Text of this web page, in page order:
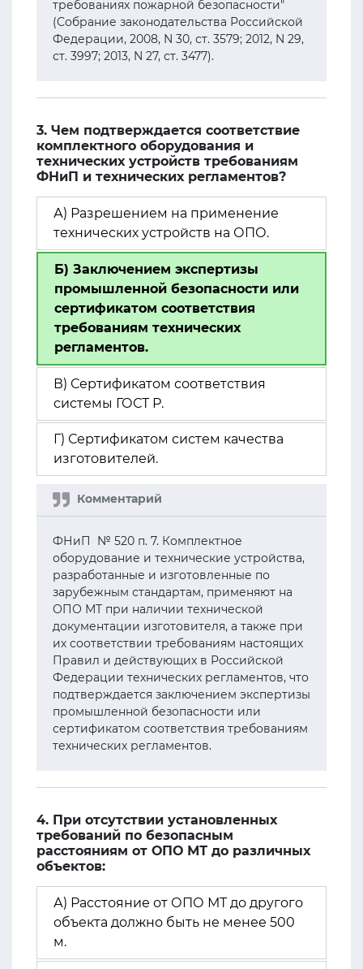
требованиях пожарной безопасности"
(Собрание законодательства Российской
Федерации, 2008, N 30, ст. 3579; 2012, N 29,
ст. 3997; 2013, N 27, ст. 3477).
3. Чем подтверждается соответствие
комплектного оборудования и
технических устройств требованиям
ФНиП и технических регламентов?
А) Разрешением на применение
технических устройств на ОПО.
Б) Заключением экспертизы
промышленной безопасности или
сертификатом соответствия
требованиям технических
регламентов.
В) Сертификатом соответствия
системы ГОСТ Р.
Г) Сертификатом систем качества
изготовителей.
ФНиП № 520 п. 7. Комплектное
оборудование и технические устройства,
разработанные и изготовленные по
зарубежным стандартам, применяют на
ОПО МТ при наличии технической
документации изготовителя, а также при
их соответствии требованиям настоящих
Правил и действующих в Российской
Федерации технических регламентов, что
подтверждается заключением экспертизы
промышленной безопасности или
сертификатом соответствия требованиям
технических регламентов.
4. При отсутствии установленных
требований по безопасным
расстояниям от ОПО МТ до различных
объектов:
А) Расстояние от ОПО МТ до другого
объекта должно быть не менее 500
м.